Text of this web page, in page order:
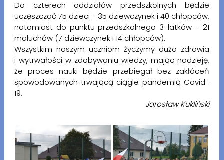
Do czterech oddziałów przedszkolnych będzie
uczęszczać 75 dzieci - 35 dziewczynek i 40 chłopców,
natomiast do punktu przedszkolnego 3-latków - 21
maluchów (7 dziewczynek i 14 chłopców).
Wszystkim naszym uczniom życzymy dużo zdrowia
i wytrwałości w zdobywaniu wiedzy, mając nadzieję,
że proces nauki będzie przebiegał bez zakłóceń
spowodowanych trwającą ciągle pandemią Covid-
19.
Jarosław Kukliński